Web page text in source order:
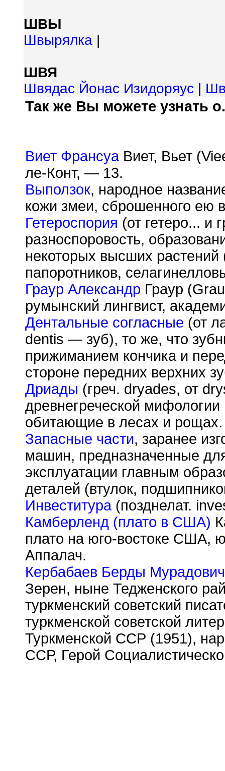
ШВЫ
Швырялка |
ШВЯ
Швядас Йонас Изидоряус |
Так же Вы можете узнать
Виет ФрансуаВиет, Вьет
ле-Конт, — 13.
Выползок, народное
кожи змеи, сброшенного ею
Гетероспория (от гетеро... и
разноспоровость,
некоторых высших
папоротников,
Граур Александр Граур
румынский лингвист,
Дентальные согласные (от
dentis — зуб), то же, что
прижиманием кончика и
стороне передних верхних
Дриады (греч. dryades, от
древнегреческой
обитающие в лесах и рощах.
Запасные части, заранее
машин, предназначенные
эксплуатации главным
деталей (втулок,
Инвеститура(позднелат.
Камберленд (плато в США)
плато на юго-востоке США,
Аппалач.
Кербабаев Берды Мурадович
Зерен, ныне Тедженского
туркменский советский
туркменской советской
Туркменской ССР (1951),
ССР, Герой